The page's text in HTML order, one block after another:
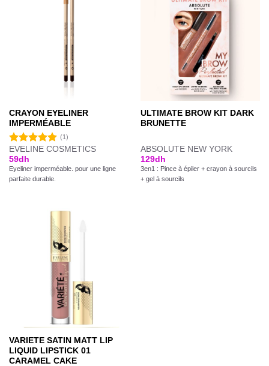
CRAYON EYELINER
IMPERMÉABLE
Note5.00
sur 5
(1)
EVELINE COSMETICS
59dh
Eyeliner imperméable. pour une ligne
parfaite durable.
ULTIMATE BROW KIT DARK
BRUNETTE
ABSOLUTE NEW YORK
129dh
3en1 : Pince à épiler + crayon à sourcils
+ gel à sourcils
VARIETE SATIN MATT LIP
LIQUID LIPSTICK 01
CARAMEL CAKE